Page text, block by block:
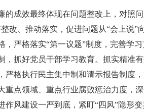
的成效最终体现在问题整改上，对照
改、推动落实，促进问题从“会上说”
，严格落实“第一议题”制度，完善学
，抓好党员干部学习教育。抓实精准
严格执行民主集中制和请示报告制度
重点领域、重点行业腐败惩治力度，
作风建设一严到底，紧盯“四风”隐形